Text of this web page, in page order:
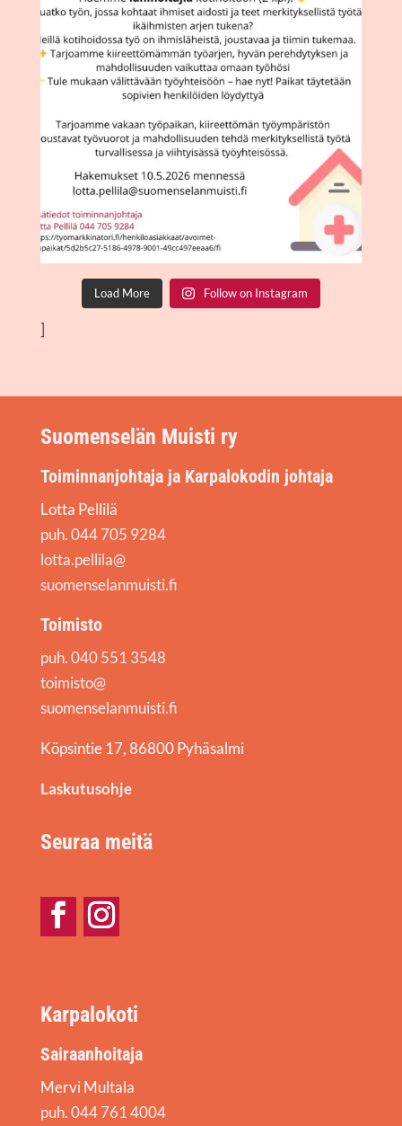
Load More Fol­low on Instagram
]
Suomenselän Muisti ry
Toiminnanjohtaja ja Karpalokodin johtaja
Lotta Pellilä
puh. 044 705 9284
lotta.pellila@
suomenselanmuisti.fi
Toimisto
puh. 040 551 3548
toimisto@
suomenselanmuisti.fi
Köpsintie 17, 86800 Pyhäsalmi
Laskutusohje
Seuraa meitä
Karpalokoti
Sairaanhoitaja
Mervi Multala
puh. 044 761 4004